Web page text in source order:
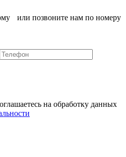
или позвоните нам по номеру
на обработку данных